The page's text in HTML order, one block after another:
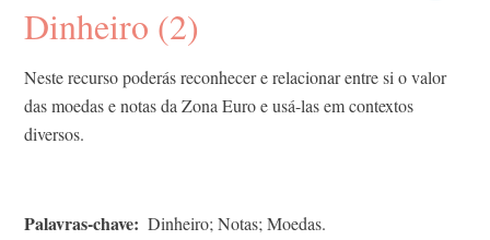
Dinheiro (2)
Neste recurso poderás reconhecer e relacionar entre si o valor
das moedas e notas da Zona Euro e usá-las em contextos
diversos.
Palavras-chave Dinheiro; Notas; Moedas.